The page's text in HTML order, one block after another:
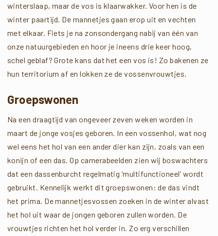
winterslaap, maar de vos is klaarwakker. Voor hen is de
winter paartijd. De mannetjes gaan erop uit en vechten
met elkaar. Fiets je na zonsondergang nabij van één van
onze natuurgebieden en hoor je ineens drie keer hoog,
schel geblaf? Grote kans dat het een vos is! Zo bakenen ze
hun territorium af en lokken ze de vossenvrouwtjes.
Groepswonen
Na een draagtijd van ongeveer zeven weken worden in
maart de jonge vosjes geboren. In een vossenhol, wat nog
wel eens het hol van een ander dier kan zijn, zoals van een
konijn of een das. Op camerabeelden zien wij boswachters
dat een dassenburcht regelmatig ‘multifunctioneel’ wordt
gebruikt. Kennelijk werkt dit groepswonen: de das vindt
het prima. De mannetjesvossen zoeken in de winter alvast
het hol uit waar de jongen geboren zullen worden. De
vrouwtjes richten het hol verder in. Zo erg verschillen